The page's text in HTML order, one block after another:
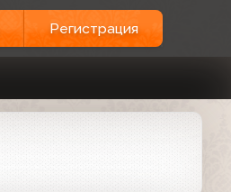
Регистрация